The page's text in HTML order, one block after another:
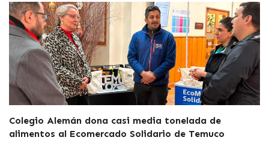
Colegio Alemán dona casi media tonelada de
alimentos al Ecomercado Solidario de Temuco